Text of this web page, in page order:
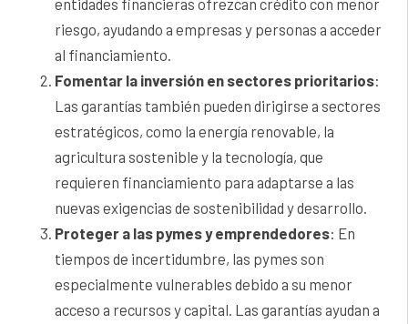
riesgo, ayudando a empresas y personas a acceder
al financiamiento.
Fomentar la inversión en sectores prioritarios:
Las garantías también pueden dirigirse a sectores
estratégicos, como la energía renovable, la
agricultura sostenible y la tecnología, que
requieren financiamiento para adaptarse a las
nuevas exigencias de sostenibilidad y desarrollo.
Proteger a las pymes y emprendedores: En
tiempos de incertidumbre, las pymes son
especialmente vulnerables debido a su menor
acceso a recursos y capital. Las garantías ayudan a